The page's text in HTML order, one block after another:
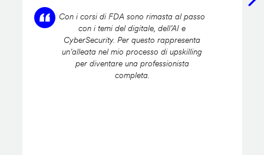
Con i corsi di FDA sono rimasta al passo
con i temi del digitale, dell’AI e
CyberSecurity. Per questo rappresenta
un’alleata nel mio processo di upskilling
per diventare una professionista
completa.